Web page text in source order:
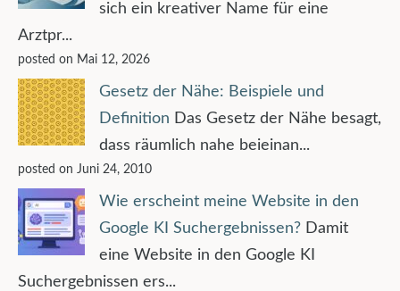
sich ein kreativer Name für eine
Arztpr...
posted on Mai 12, 2026
Gesetz der Nähe: Beispiele und
Definition Das Gesetz der Nähe besagt,
dass räumlich nahe beieinan...
posted on Juni 24, 2010
Wie erscheint meine Website in den
Google KI Suchergebnissen? Damit
eine Website in den Google KI
Suchergebnissen ers...